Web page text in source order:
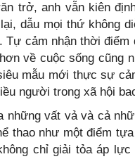
trở, anh vẫn kiên
dẫu mọi thứ không
Tự cảm nhận thời điểm
về cuộc sống cũng
mẫu mới thực sự
người trong xã hội
những vất vả và cả
thao như một điểm
chỉ giải tỏa áp